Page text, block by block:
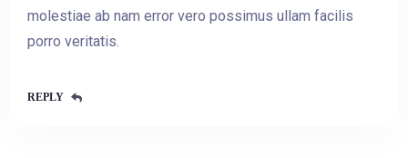
molestiae ab nam error vero possimus ullam facilis
porro veritatis.
REPLY